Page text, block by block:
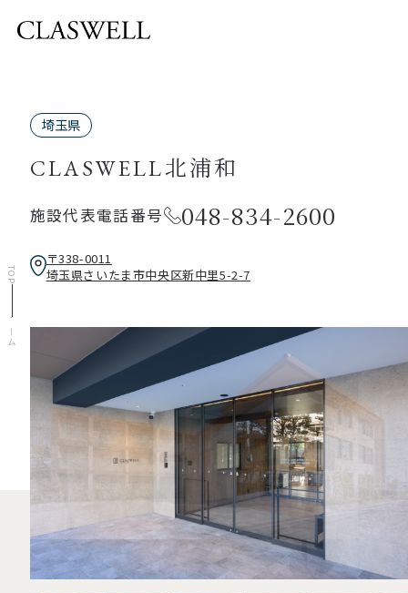
埼玉県
CLASWELL北浦和
施設代表電話番号 048-834-2600
〒338-0011
埼玉県さいたま市中央区新中里5-2-7
TOP
ホーム